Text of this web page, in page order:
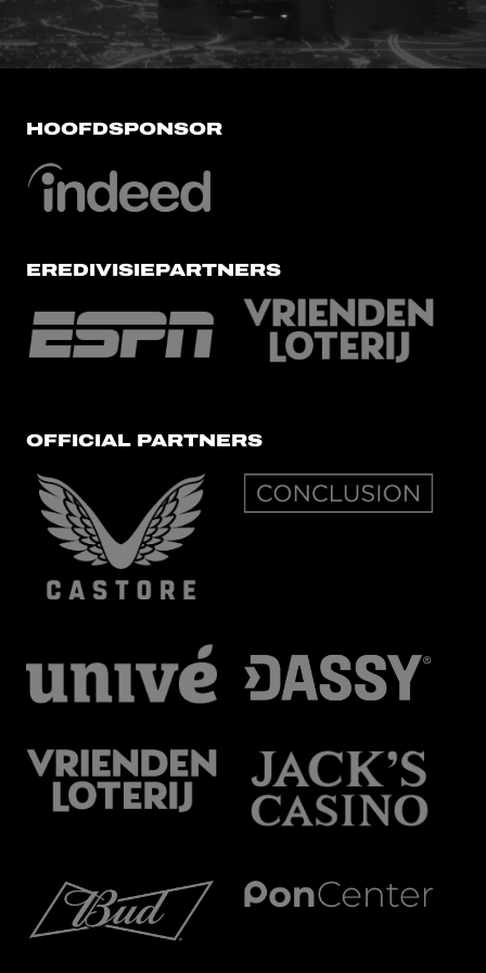
HOOFDSPONSOR
EREDIVISIEPARTNERS
OFFICIAL PARTNERS